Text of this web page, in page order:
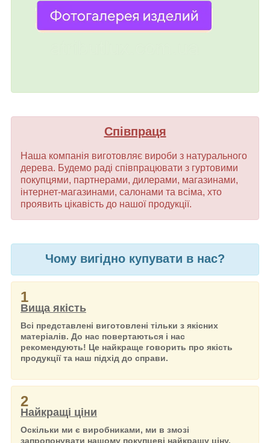
Співпраця
Наша компанія виготовляє вироби з натурального
дерева. Будемо раді співпрацювати з гуртовими
покупцями, партнерами, дилерами, магазинами,
інтернет-магазинами, салонами та всіма, хто
проявить цікавість до нашої продукції.
Чому вигідно купувати в нас?
1
Вища якість
Всі представлені виготовлені тільки з якісних
матеріалів. До нас повертаються і нас
рекомендують! Це найкраще говорить про якість
продукції та наш підхід до справи.
2
Найкращі ціни
Оскільки ми є виробниками, ми в змозі
запропонувати нашому покупцеві найкращу ціну.